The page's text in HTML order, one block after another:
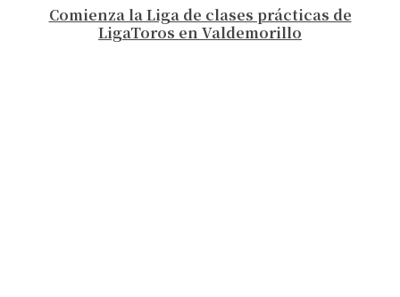
Comienza la Liga de clases prácticas de
LigaToros en Valdemorillo